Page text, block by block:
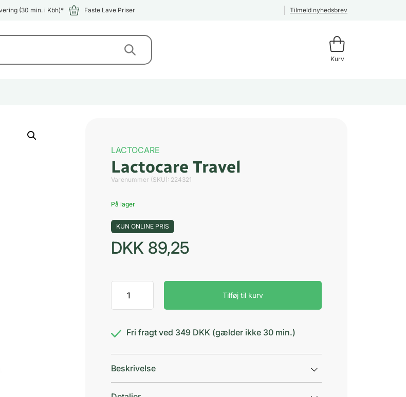
(30 min. i Kbh)* Faste Lave Priser Tilmeld nyhedsbrev
Kurv
LACTOCARE
Lactocare Travel
Varenummer (SKU): 224321
På lager
KUN ONLINE PRIS
DKK 89,25
Travel
antal
Tilføj til kurv
Fri fragt ved 349 DKK (gælder ikke 30 min.)
Beskrivelse